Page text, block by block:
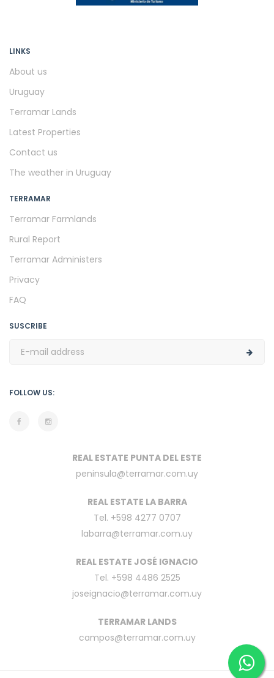
LINKS
About us
Uruguay
Terramar Lands
Latest Properties
Contact us
The weather in Uruguay
TERRAMAR
Terramar Farmlands
Rural Report
Terramar Administers
Privacy
FAQ
SUSCRIBE
FOLLOW US:
REAL ESTATE PUNTA DEL ESTE
peninsula@terramar.com.uy
REAL ESTATE LA BARRA
Tel. +598 4277 0707
labarra@terramar.com.uy
REAL ESTATE JOSÉ IGNACIO
Tel. +598 4486 2525
joseignacio@terramar.com.uy
TERRAMAR LANDS
campos@terramar.com.uy